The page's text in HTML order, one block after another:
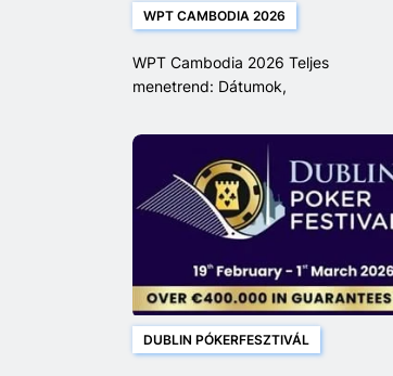
WPT CAMBODIA 2026
WPT Cambodia 2026 Teljes
menetrend: Dátumok,
és bajnoksági események
DUBLIN PÓKERFESZTIVÁL